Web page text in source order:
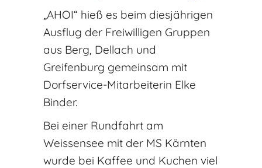
„AHOI“ hieß es beim diesjährigen
Ausflug der Freiwilligen Gruppen
aus Berg, Dellach und
Greifenburg gemeinsam mit
Dorfservice-Mitarbeiterin Elke
Binder.
Bei einer Rundfahrt am
Weissensee mit der MS Kärnten
wurde bei Kaffee und Kuchen viel